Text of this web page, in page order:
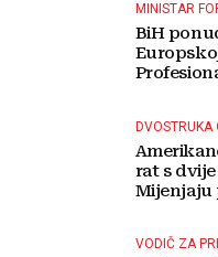
MINISTAR
BiH
DVOSTRUKA
rat s
Mijenjaju
VODIČ ZA